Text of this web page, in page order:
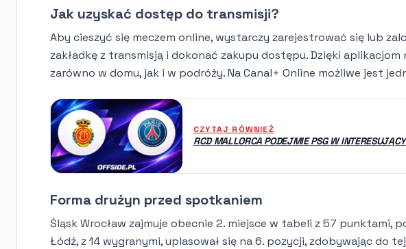
Jak uzyskać dostęp do transmisji?
Aby cieszyć się meczem online, wystarczy zarejestrować się lub
zakładkę z transmisją i dokonać zakupu dostępu. Dzięki
zarówno w domu, jak i w podróży. Na Canal+ Online możliwe jest
CZYTAJ RÓWNIEŻ
RCD MALLORCA PODEJMIE PSG W
Forma drużyn przed spotkaniem
Śląsk Wrocław zajmuje obecnie 2. miejsce w tabeli z 57 punktami,
Łódź, z 14 wygranymi, uplasował się na 6. pozycji, zdobywając do